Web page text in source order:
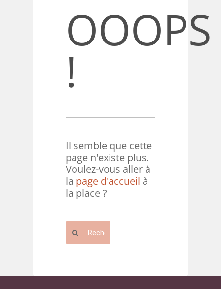
OOOPS
!
Il semble que cette
page n'existe plus.
Voulez-vous aller à
la page d'accueil à
la place ?